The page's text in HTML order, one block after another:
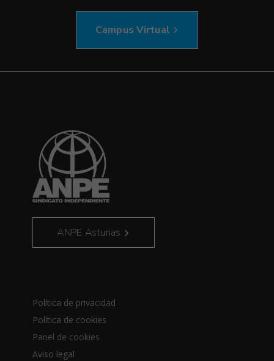
Campus Virtual
ANPE Asturias
Política de privacidad
Política de cookies
Panel de cookies
Aviso legal